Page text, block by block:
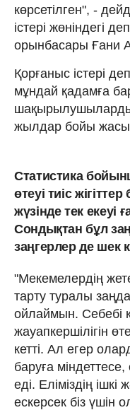
көрсетілген", -
істері жөніндегі
орынбасары Ғани
Қорғаныс істері
мұндай қадамға
жылдар бойы
Статистика
өтеуі тиіс
жүзінде тек екеуі
Сондықтан бұл
заңгерлер де шек
"Мекемелердің
тарту туралы
ойлаймын. Себебі
жауапкершілігін
кетті. Ал егер
баруға
еді. Еліміздің
ескерсек біз